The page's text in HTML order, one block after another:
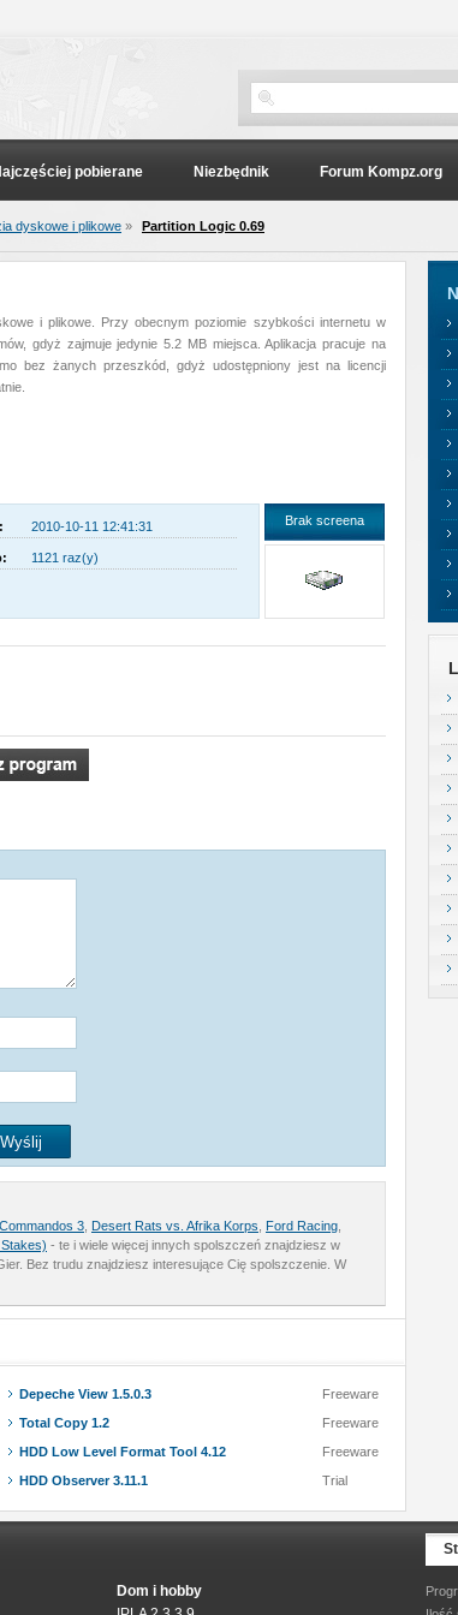
pobierane Niezbędnik Forum Kompz.org
dyskowe i plikowe » Partition Logic 0.69
i plikowe. Przy obecnym poziomie szybkości internetu w
gdyż zajmuje jedynie 5.2 MB miejsca. Aplikacja pracuje na
bez żanych przeszkód, gdyż udostępniony jest na licencji
2010-10-11 12:41:31
1121 raz(y)
Brak screena
Commandos 3 Desert Rats vs. Afrika Korps Ford Racing
- te i wiele więcej innych spolszczeń znajdziesz w
Bez trudu znajdziesz interesujące Cię spolszczenie. W
Depeche View 1.5.0.3
Freeware
Total Copy 1.2
Freeware
HDD Low Level Format Tool 4.12
Freeware
HDD Observer 3.11.1
Trial
Dom i hobby